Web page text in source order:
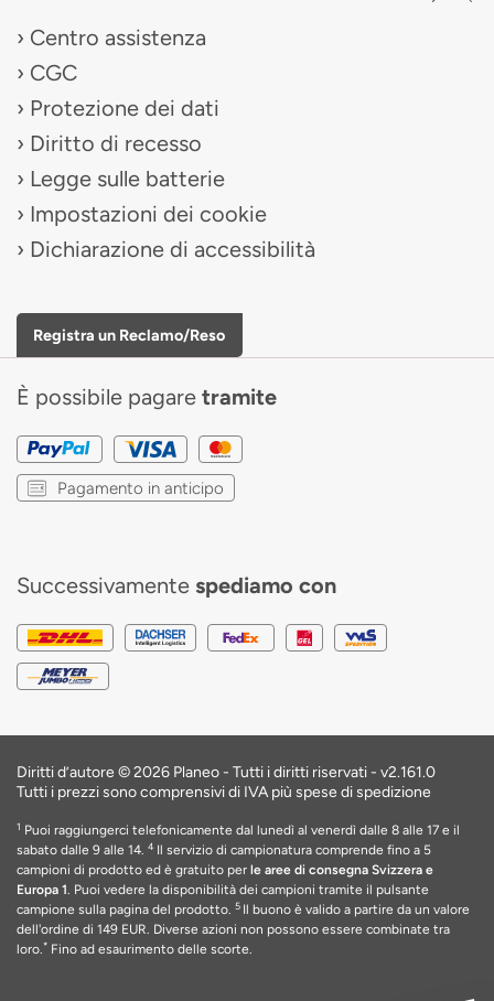
Centro assistenza
CGC
Protezione dei dati
Diritto di recesso
Legge sulle batterie
Impostazioni dei cookie
Dichiarazione di accessibilità
Registra un Reclamo/Reso
È possibile pagare tramite
Pagamento in anticipo
Successivamente spediamo con
Diritti d’autore © 2026 Planeo - Tutti i diritti riservati - v2.161.0
Tutti i prezzi sono comprensivi di IVA più spese di spedizione
1 Puoi raggiungerci telefonicamente dal lunedì al venerdì dalle 8 alle 17 e il
sabato dalle 9 alle 14. 4 Il servizio di campionatura comprende fino a 5
campioni di prodotto ed è gratuito per le aree di consegna Svizzera e
Europa 1. Puoi vedere la disponibilità dei campioni tramite il pulsante
campione sulla pagina del prodotto. 5 Il buono è valido a partire da un valore
dell'ordine di 149 EUR. Diverse azioni non possono essere combinate tra
loro.* Fino ad esaurimento delle scorte.